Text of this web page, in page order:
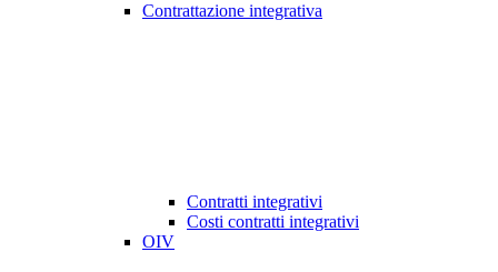
Contrattazione integrativa
Contratti integrativi
Costi contratti integrativi
OIV